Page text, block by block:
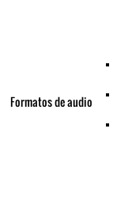
Formatos de audio